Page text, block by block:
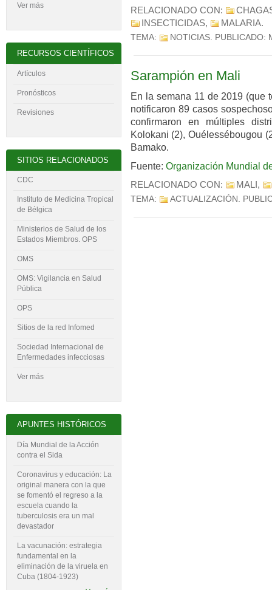
RELACIONADO CON:
INSECTICIDAS, MALARIA.
TEMA: NOTICIAS. PUBLICADO:
Sarampión en Mali
En la semana 11 de 2019 (que
notificaron 89 casos
confirmaron en múltiples
Kolokani (2), Ouélessébougou
Bamako.
Fuente: Organización Mundial
RELACIONADO CON: MALI ,
TEMA: ACTUALIZACIÓN .
Ver más
RECURSOS CIENTÍFICOS
Artículos
Pronósticos
Revisiones
SITIOS RELACIONADOS
CDC
Instituto de Medicina Tropical
de Bélgica
Ministerios de Salud de los
Estados Miembros. OPS
OMS
OMS: Vigilancia en Salud
Pública
OPS
Sitios de la red Infomed
Sociedad Internacional de
Enfermedades infecciosas
Ver más
APUNTES HISTÓRICOS
Día Mundial de la Acción
contra el Sida
Coronavirus y educación: La
original manera con la que
se fomentó el regreso a la
escuela cuando la
tuberculosis era un mal
devastador
La vacunación: estrategia
fundamental en la
eliminación de la viruela en
Cuba (1804-‍1923)